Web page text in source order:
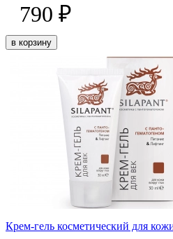
790 ₽
в корзину
Крем-гель косметический для